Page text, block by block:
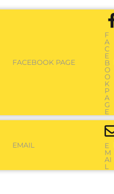
FACEBOOK PAGE
F
A
C
E
B
O
O
K
P
A
G
E
EMAIL E
M
AI
L